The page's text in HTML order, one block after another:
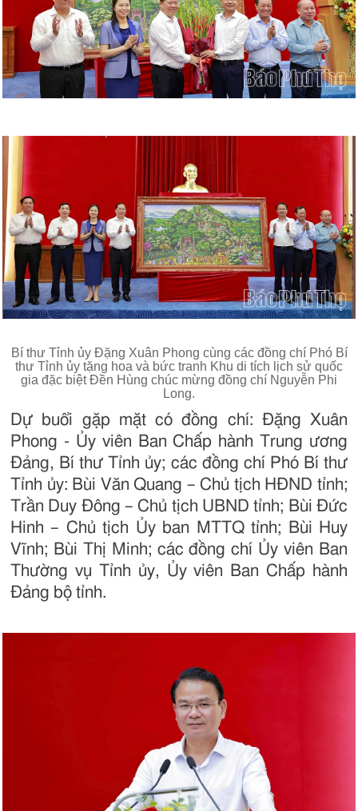
Bí thư Tỉnh ủy Đặng Xuân Phong cùng các đồng chí Phó Bí
thư Tỉnh ủy tặng hoa và bức tranh Khu di tích lịch sử quốc
gia đặc biệt Đền Hùng chúc mừng đồng chí Nguyễn Phi
Long.
Dự buổi gặp mặt có đồng chí: Đặng Xuân
Phong - Ủy viên Ban Chấp hành Trung ương
Đảng, Bí thư Tỉnh ủy; các đồng chí Phó Bí thư
Tỉnh ủy: Bùi Văn Quang – Chủ tịch HĐND tỉnh;
Trần Duy Đông – Chủ tịch UBND tỉnh; Bùi Đức
Hinh – Chủ tịch Ủy ban MTTQ tỉnh; Bùi Huy
Vĩnh; Bùi Thị Minh; các đồng chí Ủy viên Ban
Thường vụ Tỉnh ủy, Ủy viên Ban Chấp hành
Đảng bộ tỉnh.